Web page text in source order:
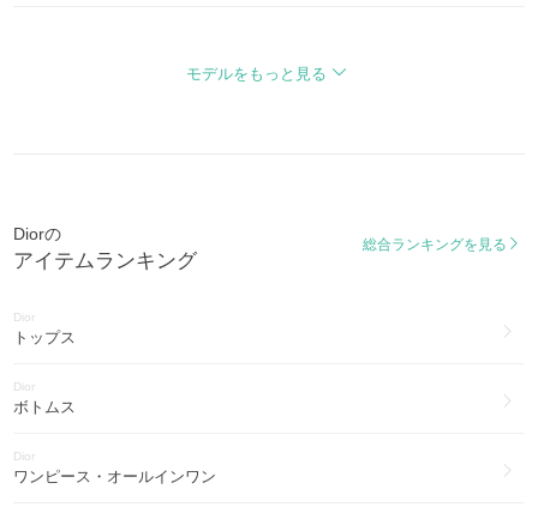
ゴルフ(3)
Dior
ヨガ・フィットネス(2)
クレール ディー リュヌ
CLAIR D LUNE
DIOREVOLUTION
ディオール ボビー
DIOR BOBBY
ウォーキンディオール
WALKIN DIOR
モデルをもっと見る
Diorの
アイテムランキング
総合ランキングを見る
Dior
トップス
Dior
ボトムス
Dior
ワンピース・オールインワン